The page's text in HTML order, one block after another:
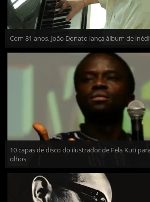
Com 81 anos, João Donato lança álbum de
10 capas de disco do ilustrador de Fela Kuti
olhos